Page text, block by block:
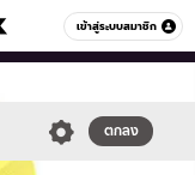
เข้าสู่ระบบสมาชิก
หมวดอื่นๆ
ตกลง